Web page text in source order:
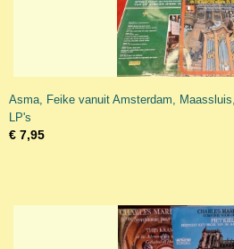
Asma, Feike vanuit Amsterdam,
LP's
€ 7,95